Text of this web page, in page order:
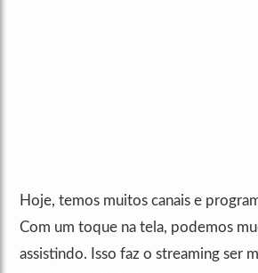
Hoje, temos muitos canais e
Com um toque na tela, podemos
assistindo. Isso faz o streaming ser